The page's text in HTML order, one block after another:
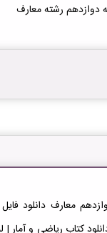
دوازدهم رشته معارف